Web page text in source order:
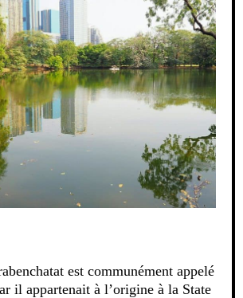
est communément appelé
il appartenait à l’origine à la State